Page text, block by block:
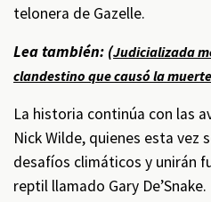
telonera de Gazelle.
Lea también: (Judicializada
clandestino que causó la
La historia continúa con las
Nick Wilde, quienes esta vez
desafíos climáticos y unirán
reptil llamado Gary De’Snake.